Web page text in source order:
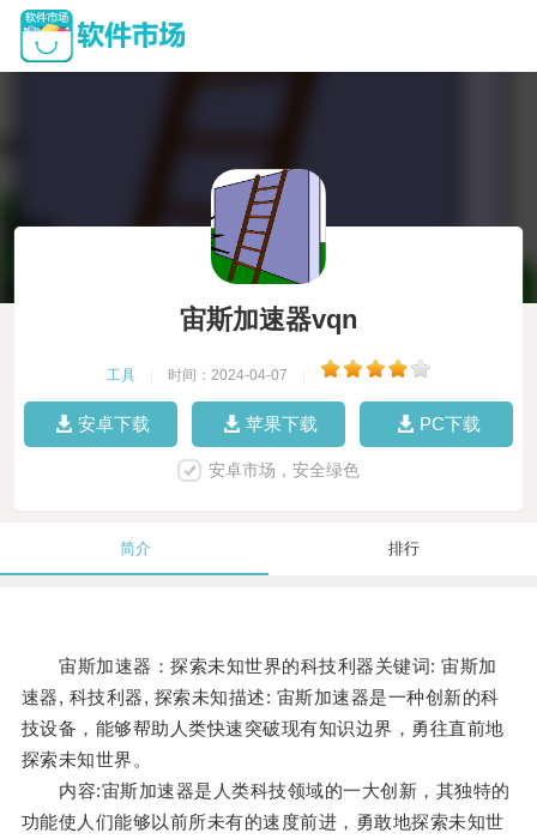
宙斯加速器vqn
工具 时间：2024-04-07
安卓下载 苹果下载 PC下载
安卓市场，安全绿色
简介 排行
宙斯加速器：探索未知世界的科技利器关键词: 宙斯加
速器, 科技利器, 探索未知描述: 宙斯加速器是一种创新的科
技设备，能够帮助人类快速突破现有知识边界，勇往直前地
探索未知世界。
内容:宙斯加速器是人类科技领域的一大创新，其独特的
功能使人们能够以前所未有的速度前进，勇敢地探索未知世